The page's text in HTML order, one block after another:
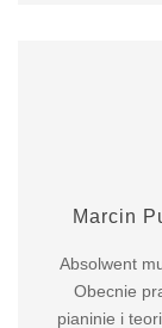
Marcin
Absolwent
Obecnie
pianinie i